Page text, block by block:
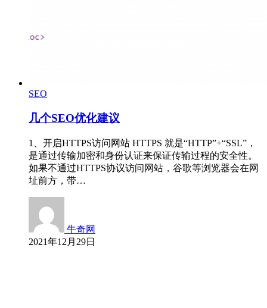
SEO
几个SEO优化建议
1、开启HTTPS访问网站 HTTPS 就是“HTTP”+“SSL”，
是通过传输加密和身份认证来保证传输过程的安全性。
如果不通过HTTPS协议访问网站，谷歌等浏览器会在网
址前方，带…
牛奇网
2021年12月29日